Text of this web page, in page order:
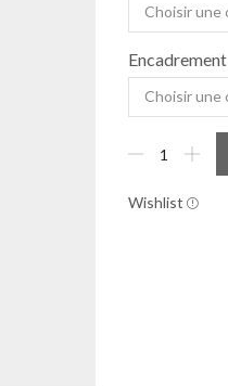
Encadrement
Wishlist